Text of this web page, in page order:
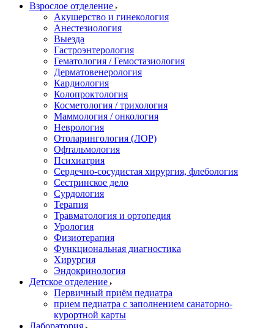
Взрослое отделение
Акушерство и гинекология
Анестезиология
Выезда
Гастроэнтерология
Гематология / Гемостазиология
Дерматовенерология
Кардиология
Колопроктология
Косметология / трихология
Маммология / онкология
Неврология
Отоларингология (ЛОР)
Офтальмология
Психиатрия
Сердечно-сосудистая хирургия, флебология
Сестринское дело
Сурдология
Терапия
Травматология и ортопедия
Урология
Физиотерапия
Функциональная диагностика
Хирургия
Эндокринология
Детское отделение
Первичный приём педиатра
прием педиатра с заполнением санаторно-
курортной карты
Лаборатория